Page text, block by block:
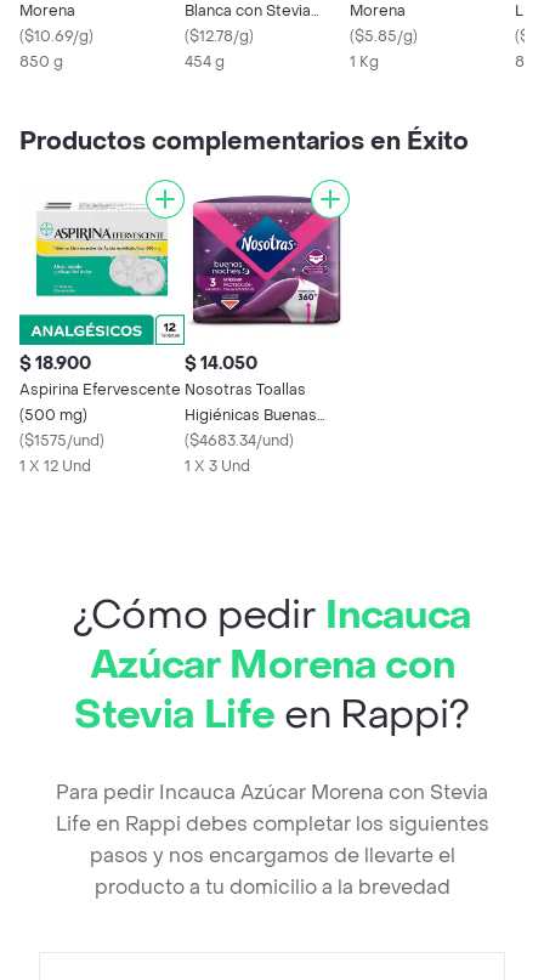
Morena
($10.69/g)
850 g
Blanca con Stevia
Orgánica
($12.78/g)
454 g
Morena
($5.85/g)
1 Kg
(
Productos complementarios en Éxito
$ 18.900
Aspirina Efervescente
(500 mg)
($1575/und)
1 X 12 Und
$ 14.050
Nosotras Toallas
Higiénicas Buenas
Noches
($4683.34/und)
1 X 3 Und
¿Cómo pedir Incauca
Azúcar Morena con
Stevia Life en Rappi?
Para pedir Incauca Azúcar Morena con Stevia
Life en Rappi debes completar los siguientes
pasos y nos encargamos de llevarte el
producto a tu domicilio a la brevedad